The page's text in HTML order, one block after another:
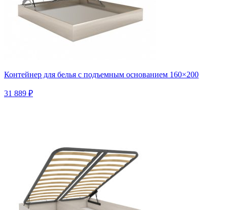
Контейнер для белья с подъемным основанием 160×200
31 889 ₽